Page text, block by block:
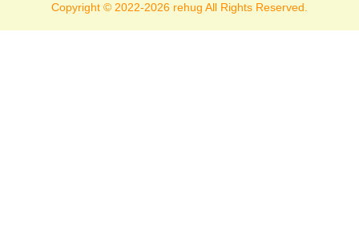
Copyright © 2022-2026 rehug All Rights Reserved.